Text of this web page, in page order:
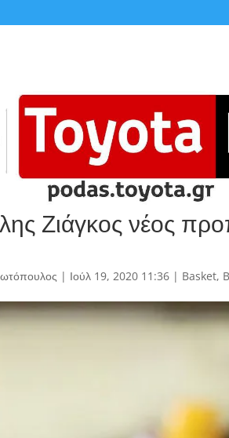
Ζιάγκος νέος
| Ιούλ 19, 2020 11:36| Basket,